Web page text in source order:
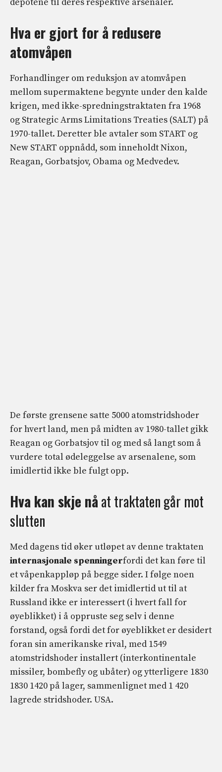
depotene til deres respektive arsenaler.
Hva er gjort for å redusere
atomvåpen
Forhandlinger om reduksjon av atomvåpen
mellom supermaktene begynte under den kalde
krigen, med ikke-spredningstraktaten fra 1968
og Strategic Arms Limitations Treaties (SALT) på
1970-tallet. Deretter ble avtaler som START og
New START oppnådd, som inneholdt Nixon,
Reagan, Gorbatsjov, Obama og Medvedev.
De første grensene satte 5000 atomstridshoder
for hvert land, men på midten av 1980-tallet gikk
Reagan og Gorbatsjov til og med så langt som å
vurdere total ødeleggelse av arsenalene, som
imidlertid ikke ble fulgt opp.
Hva kan skje nåat traktaten går mot
slutten
Med dagens tid øker utløpet av denne traktaten
internasjonale spenningerfordi det kan føre til
et våpenkappløp på begge sider. I følge noen
kilder fra Moskva ser det imidlertid ut til at
Russland ikke er interessert (i hvert fall for
øyeblikket) i å oppruste seg selv i denne
forstand, også fordi det for øyeblikket er desidert
foran sin amerikanske rival, med 1549
atomstridshoder installert (interkontinentale
missiler, bombefly og ubåter) og ytterligere 1830
1830 1420 på lager, sammenlignet med 1 420
lagrede stridshoder. USA.